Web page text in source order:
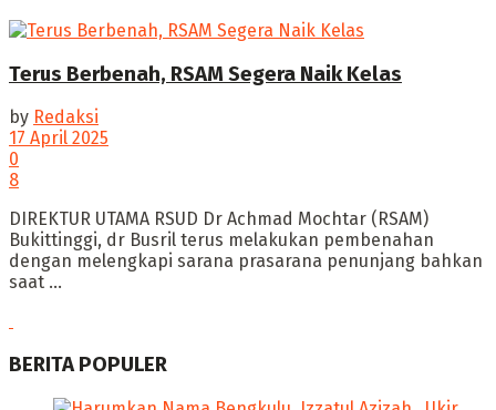
Terus Berbenah, RSAM Segera Naik Kelas
by Redaksi
17 April 2025
0
8
‎DIREKTUR UTAMA RSUD Dr Achmad Mochtar (RSAM)
Bukittinggi, dr Busril terus melakukan pembenahan
dengan melengkapi sarana prasarana penunjang bahkan
saat ...
BERITA POPULER